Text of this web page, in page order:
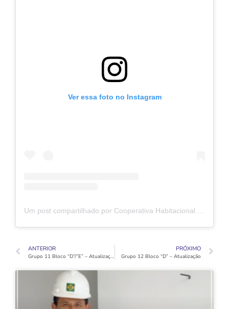
Ver essa foto no Instagram
Um post compartilhado por Cooperativa Habitacional Vida Nova (@coophabvidanovaoficial)
ANTERIOR
Grupo 11 Bloco “D”/”E” – Atualização
PRÓXIMO
Grupo 12 Bloco “D” – Atualização